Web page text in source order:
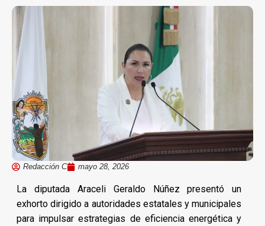
Redacción C mayo 28, 2026
La diputada Araceli Geraldo Núñez presentó un
exhorto dirigido a autoridades estatales y municipales
para impulsar estrategias de eficiencia energética y